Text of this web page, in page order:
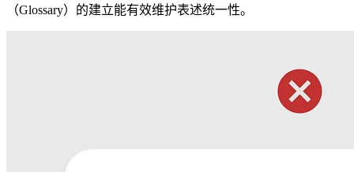
（Glossary）的建立能有效维护表述统一性。